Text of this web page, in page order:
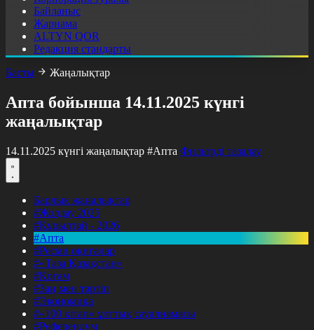
Байланыс
Жарнама
ALTYN QOR
Редакция стандарты
Басты
Жаңалықтар
Апта бойынша 14.11.2025 күнгі
жаңалықтар
14.11.2025 күнгі жаңалықтар #Апта Фильтрді тазалау
Барлық жаңалықтар
#Жолдау 2025
#Құрылтай - 2026
#Апта
#Ресми оқиғалар
#«Таза Қазақстан»
#Қоғам
#Заң мен тәртіп
#Экономика
#«100 кітап» ұлттық сауалнамасы
#Референдум